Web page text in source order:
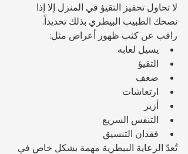
لا تحاول تحفيز التقيؤ في المنزل إلا إذا
نصحك الطبيب البيطري بذلك تحديداً.
راقب عن كثب ظهور أعراض مثل:
يسيل لعابه
التقيؤ
ضعف
ارتعاشات
أزيز
التنفس السريع
فقدان التنسيق
تُعدّ الرعاية البيطرية مهمة بشكل خاص في